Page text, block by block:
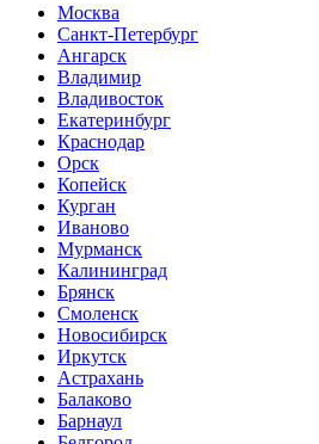
Москва
Санкт-Петербург
Ангарск
Владимир
Владивосток
Екатеринбург
Краснодар
Орск
Копейск
Курган
Иваново
Мурманск
Калининград
Брянск
Смоленск
Новосибирск
Иркутск
Астрахань
Балаково
Барнаул